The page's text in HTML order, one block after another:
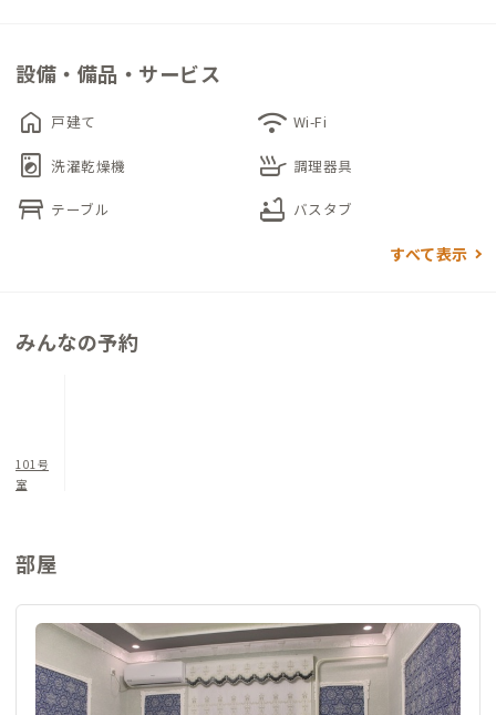
ウズベキスタンで、ウズベキスタンの人々と交流しながら、生活
や文化に触れたいという方におすすめです。
ヒヴァのあるホラズム州にたった1人在住する日本人家守が滞在
をサポートしてくれます。
設備・備品・サービス
home 戸建て wifi Wi-Fi
local_laundry_service 洗濯乾燥機 skillet 調理器具
table_restaurant テーブル bathtub バスタブ
すべて表示
みんなの予約
101号
室
部屋